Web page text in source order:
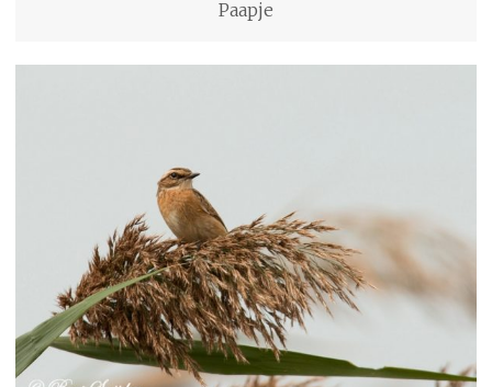
Paapje